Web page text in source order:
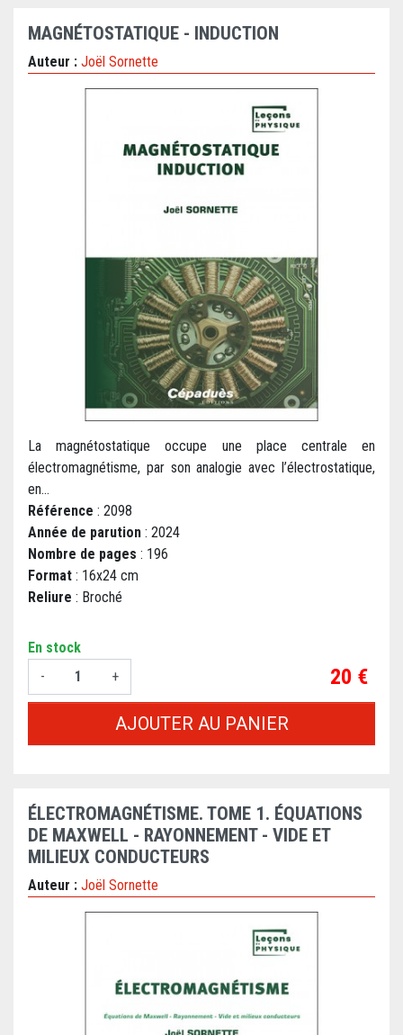
MAGNÉTOSTATIQUE - INDUCTION
Auteur : Joël Sornette
La magnétostatique occupe une place centrale en
électromagnétisme, par son analogie avec l’électrostatique,
en...
Référence : 2098
Année de parution : 2024
Nombre de pages : 196
Format : 16x24 cm
Reliure : Broché
En stock
-
+ Prix
20 €
AJOUTER AU PANIER
ÉLECTROMAGNÉTISME. TOME 1. ÉQUATIONS
DE MAXWELL - RAYONNEMENT - VIDE ET
MILIEUX CONDUCTEURS
Auteur : Joël Sornette